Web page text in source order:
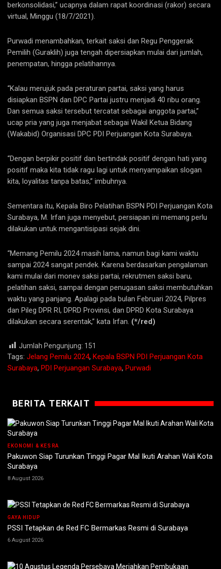
berkonsolidasi,” ucapnya dalam rapat koordinasi (rakor) secara
virtual, Minggu (18/7/2021).
Purwadi menambahkan, terkait saksi dan Regu Penggerak
Pemilih (Guraklih) juga tengah dipersiapkan mulai dari jumlah,
penempatan, hingga pelatihannya.
“Kalau merujuk pada peraturan partai, saksi yang harus
disiapkan BSPN dan DPC Partai justru menjadi 40 ribu orang.
Dan semua saksi tersebut tercatat sebagai anggota partai,”
ucap pria yang juga menjabat sebagai Wakil Ketua Bidang
(Wakabid) Organisasi DPC PDI Perjuangan Kota Surabaya.
“Dengan berpikir positif dan bertindak positif dengan hati yang
positif maka kita tidak ragu lagi untuk menyampaikan slogan
kita, loyalitas tanpa batas,” imbuhnya.
Sementara itu, Kepala Biro Pelatihan BSPN PDI Perjuangan Kota
Surabaya, M. Irfan juga menyebut, persiapan ini memang perlu
dilakukan untuk mengantisipasi sejak dini.
“Memang Pemilu 2024 masih lama, namun bagi kami waktu
sampai 2024 sangat pendek. Karena berdasarkan pengalaman
kami mulai dari monev saksi partai, rekrutmen saksi baru,
pelatihan saksi, sampai dengan penugasan saksi membutuhkan
waktu yang panjang. Apalagi pada bulan Februari 2024, Pilpres
dan Pileg DPR RI, DPRD Provinsi, dan DPRD Kota Surabaya
dilakukan secara serentak,” kata Irfan. (*/red)
Jumlah Pengunjung: 151
Tags: Jelang Pemilu 2024, Kepala BSPN PDI Perjuangan Kota
Surabaya, PDI Perjuangan Surabaya, Purwadi
BERITA TERKAIT
EKONOMI & KESRA
Pakuwon Siap Turunkan Tinggi Pagar Mal Ikuti Arahan Wali Kota
Surabaya
8 August 2026
GAYA HIDUP
PSSI Tetapkan de Red FC Bermarkas Resmi di Surabaya
6 August 2026